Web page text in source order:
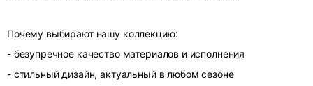
Почему выбирают нашу коллекцию:
- безупречное качество материалов и исполнения
- стильный дизайн, актуальный в любом сезоне